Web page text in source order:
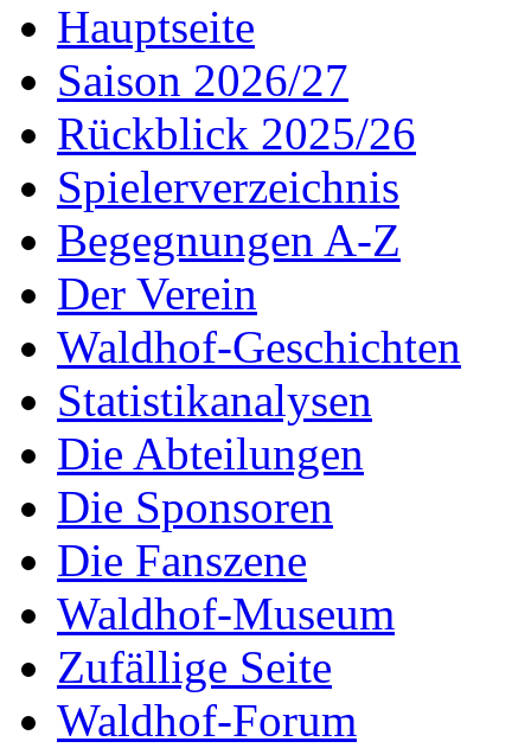
Hauptseite
Saison 2026/27
Rückblick 2025/26
Spielerverzeichnis
Begegnungen A-Z
Der Verein
Waldhof-Geschichten
Statistikanalysen
Die Abteilungen
Die Sponsoren
Die Fanszene
Waldhof-Museum
Zufällige Seite
Waldhof-Forum